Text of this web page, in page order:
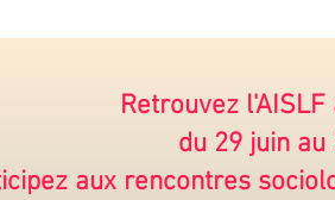
Retrouvez
du 29 juin
aux rencontres